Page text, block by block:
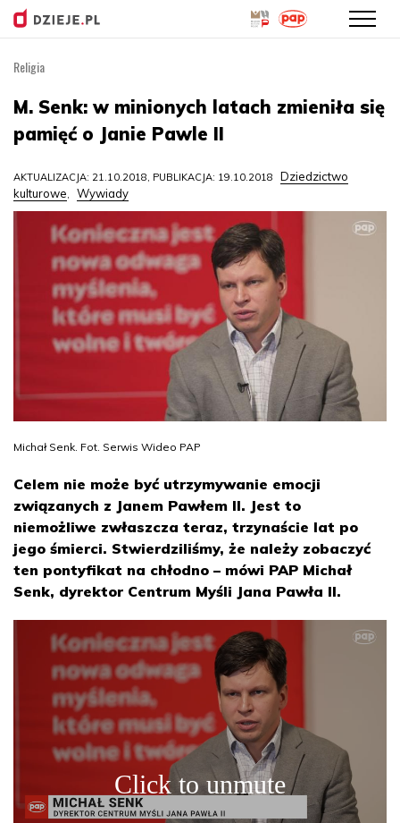
treści
Religia
M. Senk: w minionych latach zmieniła się
pamięć o Janie Pawle II
AKTUALIZACJA: 21.10.2018, PUBLIKACJA: 19.10.2018
Dziedzictwo
kulturowe, Wywiady
Michał Senk. Fot. Serwis Wideo PAP
Celem nie może być utrzymywanie emocji
związanych z Janem Pawłem II. Jest to
niemożliwe zwłaszcza teraz, trzynaście lat po
jego śmierci. Stwierdziliśmy, że należy zobaczyć
ten pontyfikat na chłodno – mówi PAP Michał
Senk, dyrektor Centrum Myśli Jana Pawła II.